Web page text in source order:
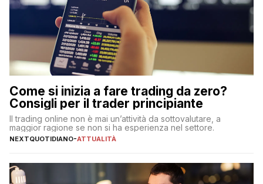
Come si inizia a fare trading da zero?
Consigli per il trader principiante
Il trading online non è mai un’attività da sottovalutare, a
maggior ragione se non si ha esperienza nel settore.
NEXTQUOTIDIANO-ATTUALITÀ